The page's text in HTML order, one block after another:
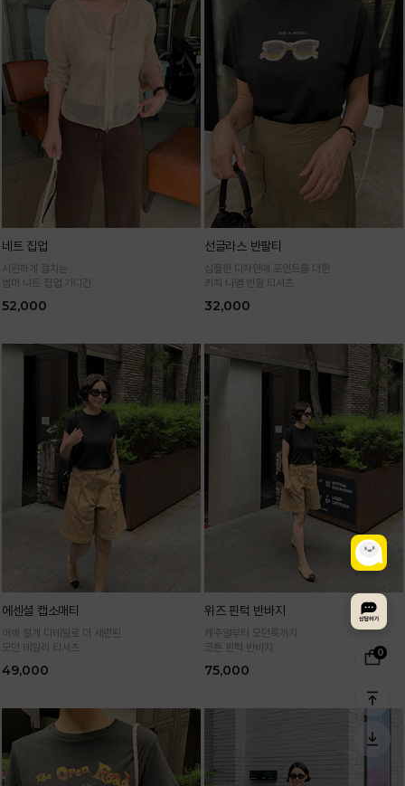
0
네트 집업
시원하게 걸치는
썸머 니트 집업 가디건
52,000
선글라스 반팔티
심플한 디자인에 포인트를 더한
키치 나염 반팔 티셔츠
32,000
에센셜 캡소매티
어깨 절개 디테일로 더 세련된
모던 데일리 티셔츠
49,000
위즈 핀턱 반바지
캐주얼부터 모던룩까지
코튼 핀턱 반바지
75,000